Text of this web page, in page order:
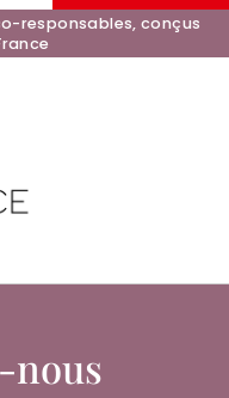
responsables, conçus
nous